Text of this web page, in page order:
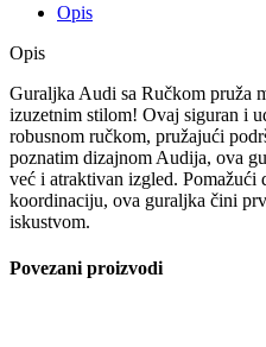
Opis
Opis
Guraljka Audi sa Ručkom pruža
izuzetnim stilom! Ovaj siguran i
robusnom ručkom, pružajući
poznatim dizajnom Audija, ova
već i atraktivan izgled. Pomažući
koordinaciju, ova guraljka čini
iskustvom.
Povezani proizvodi